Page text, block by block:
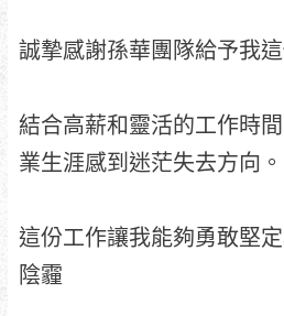
誠摯感謝孫華團隊給予我這
結合高薪和靈活的工作時
業生涯感到迷茫失去方向。
這份工作讓我能夠勇敢堅
陰霾